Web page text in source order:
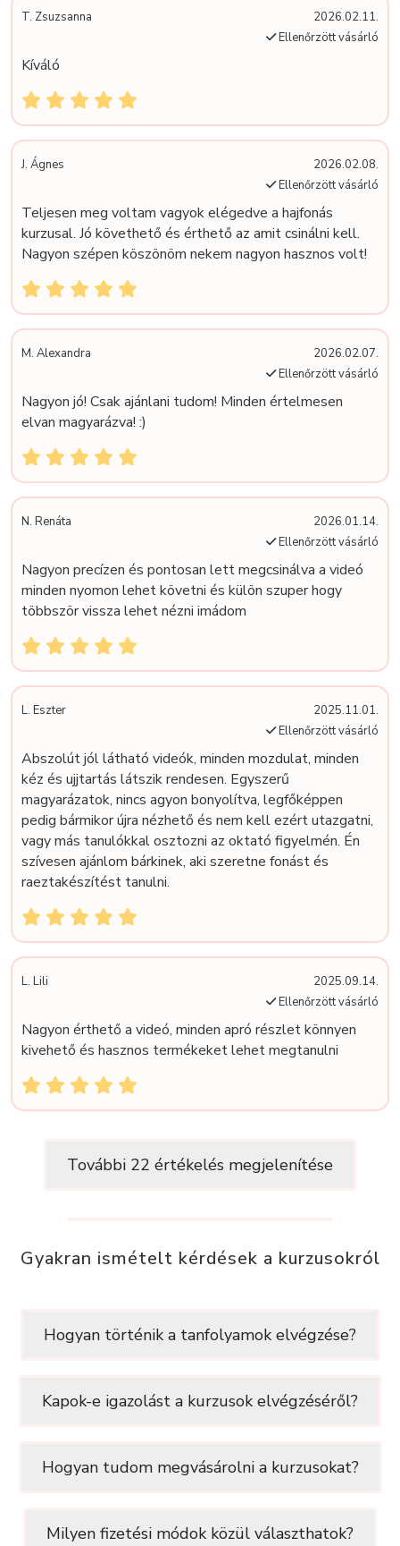
2026.02.11.
T. Zsuzsanna
Ellenőrzött vásárló
Kíváló
2026.02.08.
J. Ágnes
Ellenőrzött vásárló
Teljesen meg voltam vagyok elégedve a hajfonás
kurzusal. Jó követhető és érthető az amit csinálni kell.
Nagyon szépen köszönöm nekem nagyon hasznos volt!
2026.02.07.
M. Alexandra
Ellenőrzött vásárló
Nagyon jó! Csak ajánlani tudom! Minden értelmesen
elvan magyarázva! :)
2026.01.14.
N. Renáta
Ellenőrzött vásárló
Nagyon precízen és pontosan lett megcsinálva a videó
minden nyomon lehet követni és külön szuper hogy
többször vissza lehet nézni imádom
2025.11.01.
L. Eszter
Ellenőrzött vásárló
Abszolút jól látható videók, minden mozdulat, minden
kéz és ujjtartás látszik rendesen. Egyszerű
magyarázatok, nincs agyon bonyolítva, legfőképpen
pedig bármikor újra nézhető és nem kell ezért utazgatni,
vagy más tanulókkal osztozni az oktató figyelmén. Én
szívesen ajánlom bárkinek, aki szeretne fonást és
raeztakészítést tanulni.
2025.09.14.
L. Lili
Ellenőrzött vásárló
Nagyon érthető a videó, minden apró részlet könnyen
kivehető és hasznos termékeket lehet megtanulni
További 22 értékelés megjelenítése
Gyakran ismételt kérdések a kurzusokról
Hogyan történik a tanfolyamok elvégzése?
Kapok-e igazolást a kurzusok elvégzéséről?
Hogyan tudom megvásárolni a kurzusokat?
Milyen fizetési módok közül választhatok?